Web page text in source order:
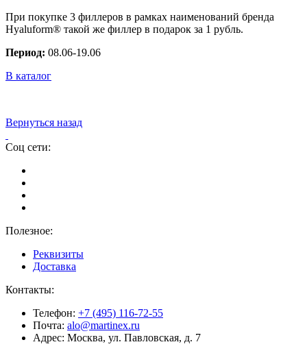
При покупке 3 филлеров в рамках наименований бренда
Hyaluform® такой же филлер в подарок за 1 рубль.
Период: 08.06-19.06
В каталог
Вернуться назад
Соц сети:
Полезное:
Реквизиты
Доставка
Контакты:
Телефон: +7 (495) 116-72-55
Почта: alo@martinex.ru
Адрес: Москва, ул. Павловская, д. 7